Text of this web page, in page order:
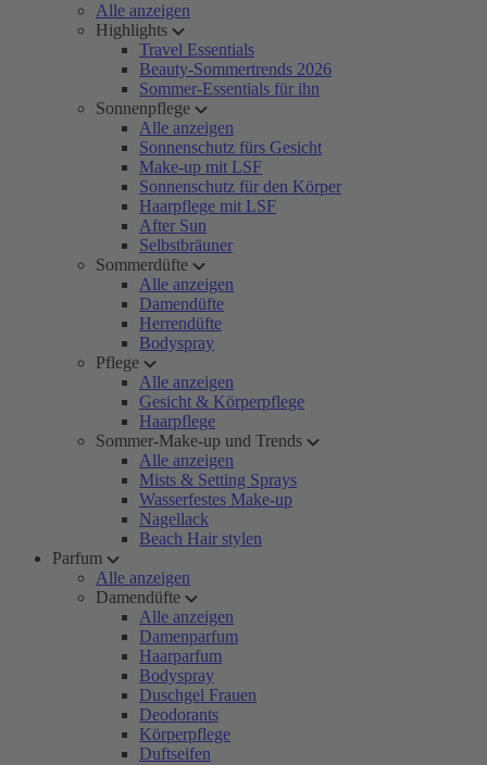
Alle anzeigen
Highlights
Travel Essentials
Beauty-Sommertrends 2026
Sommer-Essentials für ihn
Sonnenpflege
Alle anzeigen
Sonnenschutz fürs Gesicht
Make-up mit LSF
Sonnenschutz für den Körper
Haarpflege mit LSF
After Sun
Selbstbräuner
Sommerdüfte
Alle anzeigen
Damendüfte
Herrendüfte
Bodyspray
Pflege
Alle anzeigen
Gesicht & Körperpflege
Haarpflege
Sommer-Make-up und Trends
Alle anzeigen
Mists & Setting Sprays
Wasserfestes Make-up
Nagellack
Beach Hair stylen
Parfum
Alle anzeigen
Damendüfte
Alle anzeigen
Damenparfum
Haarparfum
Bodyspray
Duschgel Frauen
Deodorants
Körperpflege
Duftseifen